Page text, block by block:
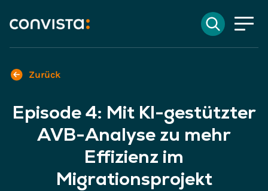
DE
Suchen
Zurück
Episode 4: Mit KI-gestützter
AVB-Analyse zu mehr
Effizienz im
Migrationsprojekt